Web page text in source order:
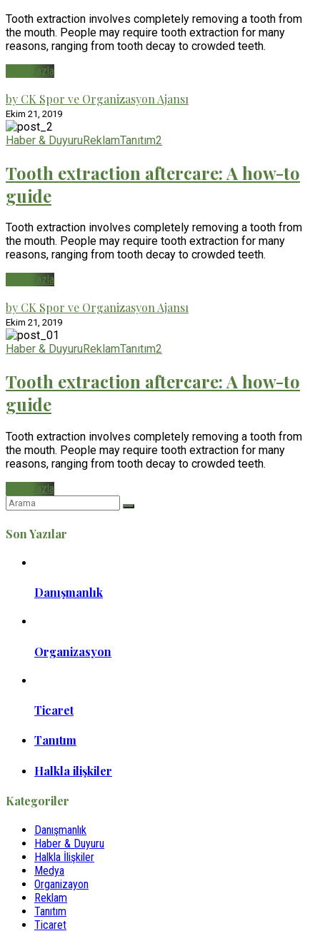
Tooth extraction involves completely removing a tooth from
the mouth. People may require tooth extraction for many
reasons, ranging from tooth decay to crowded teeth.
Daha Fazla
by CK Spor ve Organizasyon Ajansı
Ekim 21, 2019
Haber & DuyuruReklamTanıtım2
Tooth extraction aftercare: A how-to
guide
Tooth extraction involves completely removing a tooth from
the mouth. People may require tooth extraction for many
reasons, ranging from tooth decay to crowded teeth.
Daha Fazla
by CK Spor ve Organizasyon Ajansı
Ekim 21, 2019
Haber & DuyuruReklamTanıtım2
Tooth extraction aftercare: A how-to
guide
Tooth extraction involves completely removing a tooth from
the mouth. People may require tooth extraction for many
reasons, ranging from tooth decay to crowded teeth.
Daha Fazla
Son Yazılar
Danışmanlık
Organizasyon
Ticaret
Tanıtım
Halkla ilişkiler
Kategoriler
Danışmanlık
Haber & Duyuru
Halkla İlişkiler
Medya
Organizayon
Reklam
Tanıtım
Ticaret